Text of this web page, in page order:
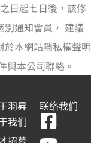
日起七日後，該修
別通知會員， 建議
於本網站隱私權聲明
與本公司聯絡。
羽昇
我们
联络我们
F
Y
L
L